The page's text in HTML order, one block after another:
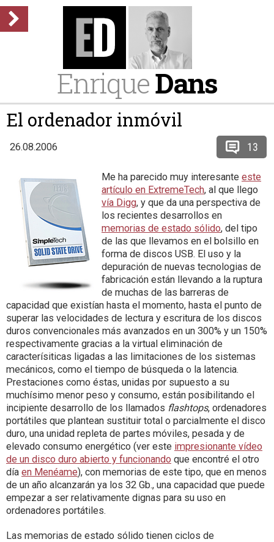
EnriqueDans
El ordenador inmóvil
26.08.2006 13
Me ha parecido muy interesante este
artículo en ExtremeTech, al que llego
vía Digg, y que da una perspectiva de
los recientes desarrollos en
memorias de estado sólido, del tipo
de las que llevamos en el bolsillo en
forma de discos USB. El uso y la
depuración de nuevas tecnologias de
fabricación están llevando a la ruptura
de muchas de las barreras de
capacidad que existían hasta el momento, hasta el punto de
superar las velocidades de lectura y escritura de los discos
duros convencionales más avanzados en un 300% y un 150%
respectivamente gracias a la virtual eliminación de
caracterísiticas ligadas a las limitaciones de los sistemas
mecánicos, como el tiempo de búsqueda o la latencia.
Prestaciones como éstas, unidas por supuesto a su
muchísimo menor peso y consumo, están posibilitando el
incipiente desarrollo de los llamados flashtops, ordenadores
portátiles que plantean sustituir total o parcialmente el disco
duro, una unidad repleta de partes móviles, pesada y de
elevado consumo energético (ver este impresionante vídeo
de un disco duro abierto y funcionando que encontré el otro
día en Menéame), con memorias de este tipo, que en menos
de un año alcanzarán ya los 32 Gb., una capacidad que puede
empezar a ser relativamente dignas para su uso en
ordenadores portátiles.
Las memorias de estado sólido tienen ciclos de